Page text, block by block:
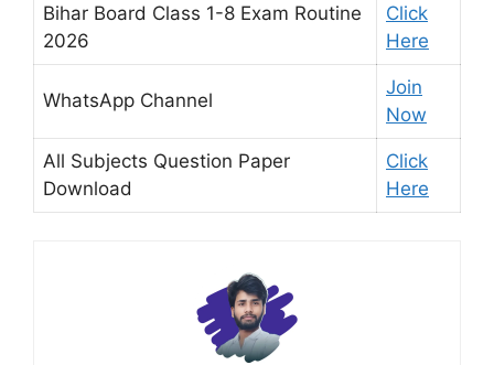
Bihar Board Class 1-8 Exam Routine
2026
Click
Here
WhatsApp Channel
Join
Now
All Subjects Question Paper
Download
Click
Here